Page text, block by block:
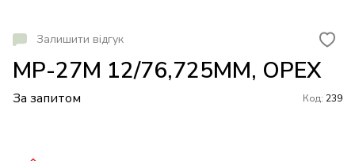
Залишити відгук
МР-27М 12/76,725ММ, ОРЕХ
За запитом Код: 239